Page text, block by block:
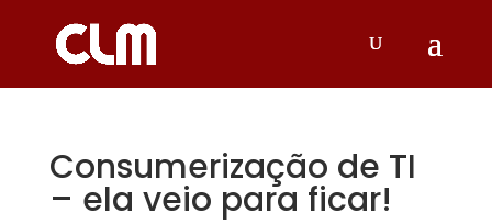
Consumerização de TI
– ela veio para ficar!